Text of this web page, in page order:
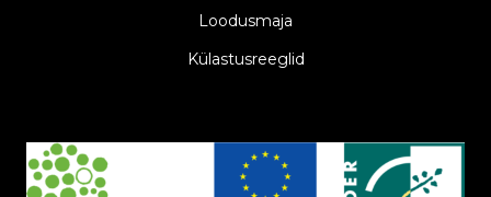
Loodusmaja
Külastusreeglid